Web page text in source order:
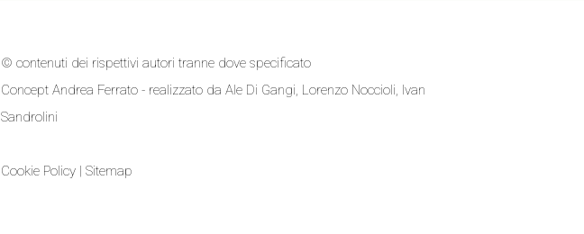
© contenuti dei rispettivi autori tranne dove specificato
Concept Andrea Ferrato - realizzato da Ale Di Gangi, Lorenzo Noccioli, Ivan
Sandrolini
Cookie Policy | Sitemap